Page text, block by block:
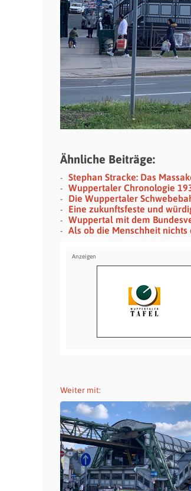
Ähnliche Beiträge:
Stephan Stracke: Das
Wuppertaler Chronologie
Die Wuppertaler
Eine zukunftsfeste und
Wuppertal mit dem
Als ob die Menschheit
Weiter mit: